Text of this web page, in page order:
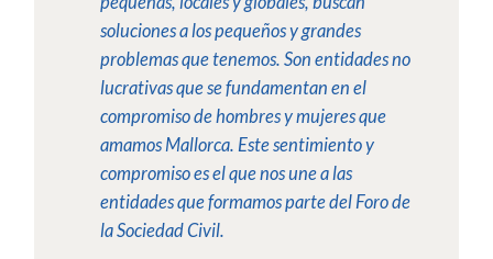
soluciones a los pequeños y grandes
problemas que tenemos. Son entidades no
lucrativas que se fundamentan en el
compromiso de hombres y mujeres que
amamos Mallorca. Este sentimiento y
compromiso es el que nos une a las
entidades que formamos parte del Foro de
la Sociedad Civil.